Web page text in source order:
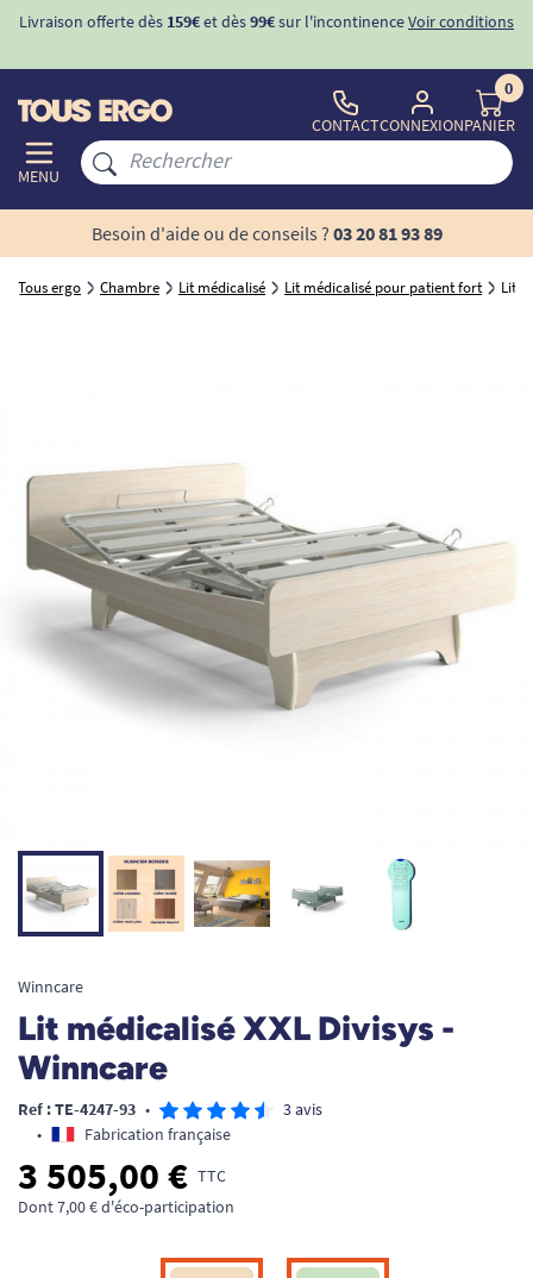
Livraison offerte dès 159€et dès99€sur l'incontinenceVoir conditions
MENU
CONTACTCONNEXION
0
PANIER
Besoin d'aide ou de conseils ? 03 20 81 93 89
Tous ergo Chambre Lit médicalisé Lit médicalisé pour patient fort Lit
Winncare
Lit médicalisé XXL Divisys -
Winncare
Ref : TE-4247-93 •
3 avis
•
Fabrication française
3 505,00 € TTC
Dont 7,00 € d'éco-participation